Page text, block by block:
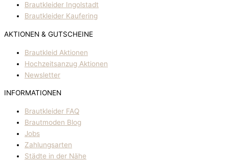
Brautkleider Ingolstadt
Brautkleider Kaufering
AKTIONEN & GUTSCHEINE
Brautkleid Aktionen
Hochzeitsanzug Aktionen
Newsletter
INFORMATIONEN
Brautkleider FAQ
Brautmoden Blog
Jobs
Zahlungsarten
Städte in der Nähe